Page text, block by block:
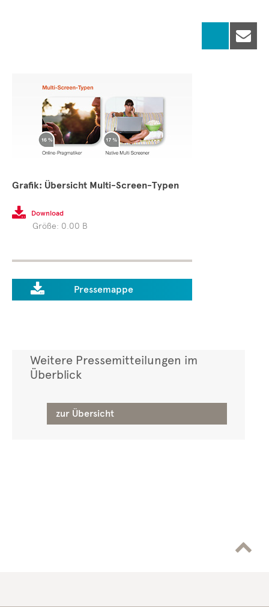

Grafik: Übersicht Multi-Screen-Typen
 Download
Größe: 0.00 B
 Pressemappe
Weitere Pressemitteilungen im
Überblick
zur Übersicht
